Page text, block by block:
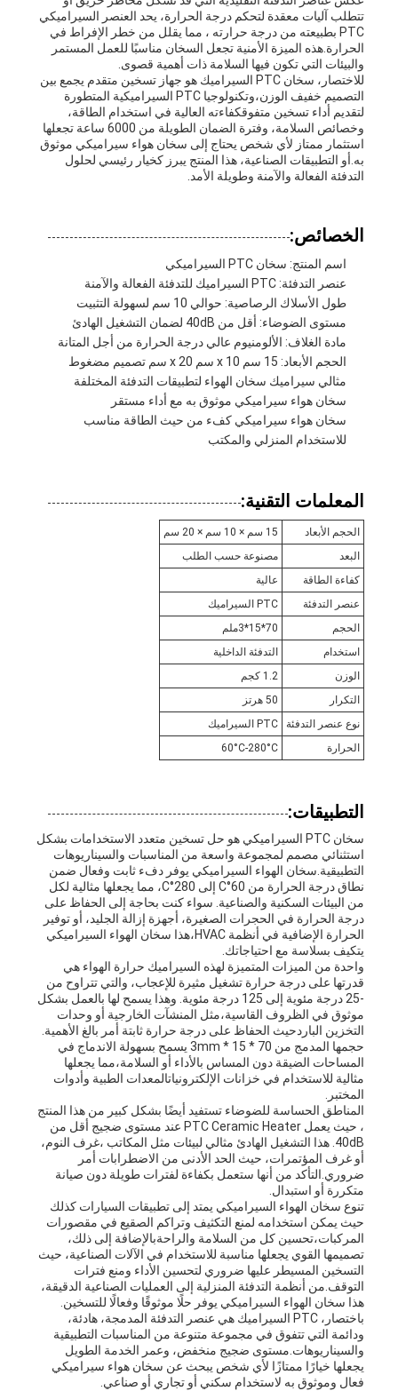
تتطلب آليات معقدة لتحكم درجة الحرارة، يحد العنصر السيراميكي
PTC بطبيعته من درجة حرارته ، مما يقلل من خطر الإفراط في
الحرارة.هذه الميزة الأمنية تجعل السخان مناسبًا للعمل المستمر
والبيئات التي تكون فيها السلامة ذات أهمية قصوى.
للاختصار، سخان PTC السيراميك هو جهاز تسخين متقدم يجمع بين
التصميم خفيف الوزن،وتكنولوجيا PTC السيراميكية المتطورة
لتقديم أداء تسخين متفوقكفاءته العالية في استخدام الطاقة،
وخصائص السلامة، وفترة الضمان الطويلة من 6000 ساعة تجعلها
استثمار ممتاز لأي شخص يحتاج إلى سخان هواء سيراميكي موثوق
به.أو التطبيقات الصناعية، هذا المنتج يبرز كخيار رئيسي لحلول
التدفئة الفعالة والآمنة وطويلة الأمد.
الخصائص:
اسم المنتج: سخان PTC السيراميكي
عنصر التدفئة: PTC السيراميك للتدفئة الفعالة والآمنة
طول الأسلاك الرصاصية: حوالي 10 سم لسهولة التثبيت
مستوى الضوضاء: أقل من 40dB لضمان التشغيل الهادئ
مادة الغلاف: الألومنيوم عالي درجة الحرارة من أجل المتانة
الحجم الأبعاد: 15 سم x 10 سم x 20 سم تصميم مضغوط
مثالي سيراميك سخان الهواء لتطبيقات التدفئة المختلفة
سخان هواء سيراميكي موثوق به مع أداء مستقر
سخان هواء سيراميكي كفء من حيث الطاقة مناسب
للاستخدام المنزلي والمكتب
المعلمات التقنية:
الحجم الأبعاد
15 سم × 10 سم × 20 سم
البعد
مصنوعة حسب الطلب
كفاءة الطاقة
عالية
عنصر التدفئة
PTC السيراميك
الحجم
70*15*3ملم
استخدام
التدفئة الداخلية
الوزن
1.2 كجم
التكرار
50 هرتز
نوع عنصر التدفئة
PTC السيراميك
الحرارة
60°C-280°C
التطبيقات:
سخان PTC السيراميكي هو حل تسخين متعدد الاستخدامات بشكل
استثنائي مصمم لمجموعة واسعة من المناسبات والسيناريوهات
التطبيقية.سخان الهواء السيراميكي يوفر دفء ثابت وفعال ضمن
نطاق درجة الحرارة من 60°C إلى 280°C، مما يجعلها مثالية لكل
من البيئات السكنية والصناعية. سواء كنت بحاجة إلى الحفاظ على
درجة الحرارة في الحجرات الصغيرة، أجهزة إزالة الجليد، أو توفير
الحرارة الإضافية في أنظمة HVAC،هذا سخان الهواء السيراميكي
يتكيف بسلاسة مع احتياجاتك.
واحدة من الميزات المتميزة لهذه السيراميك حرارة الهواء هي
قدرتها على درجة حرارة تشغيل مثيرة للإعجاب، والتي تتراوح من
-25 درجة مئوية إلى 125 درجة مئوية. وهذا يسمح لها بالعمل بشكل
موثوق في الظروف القاسية،مثل المنشآت الخارجية أو وحدات
التخزين الباردحيث الحفاظ على درجة حرارة ثابتة أمر بالغ الأهمية.
حجمها المدمج من 70 * 15 * 3mm يسمح بسهولة الاندماج في
المساحات الضيقة دون المساس بالأداء أو السلامة،مما يجعلها
مثالية للاستخدام في خزانات الإلكترونياتالمعدات الطبية وأدوات
المختبر.
المناطق الحساسة للضوضاء تستفيد أيضًا بشكل كبير من هذا المنتج
، حيث يعمل PTC Ceramic Heater عند مستوى ضجيج أقل من
40dB. هذا التشغيل الهادئ مثالي لبيئات مثل المكاتب ،غرف النوم،
أو غرف المؤتمرات، حيث الحد الأدنى من الاضطرابات أمر
ضروري.التأكد من أنها ستعمل بكفاءة لفترات طويلة دون صيانة
متكررة أو استبدال.
تنوع سخان الهواء السيراميكي يمتد إلى تطبيقات السيارات كذلك
حيث يمكن استخدامه لمنع التكثيف وتراكم الصقيع في مقصورات
المركبات،تحسين كل من السلامة والراحةبالإضافة إلى ذلك،
تصميمها القوي يجعلها مناسبة للاستخدام في الآلات الصناعية، حيث
التسخين المسيطر عليها ضروري لتحسين الأداء ومنع فترات
التوقف.من أنظمة التدفئة المنزلية إلى العمليات الصناعية الدقيقة،
هذا سخان الهواء السيراميكي يوفر حلًا موثوقًا وفعالًا للتسخين.
باختصار، PTC السيراميك هي عنصر التدفئة المدمجة، هادئة،
ودائمة التي تتفوق في مجموعة متنوعة من المناسبات التطبيقية
والسيناريوهات.مستوى ضجيج منخفض، وعمر الخدمة الطويل
يجعلها خيارًا ممتازًا لأي شخص يبحث عن سخان هواء سيراميكي
فعال وموثوق به لاستخدام سكني أو تجاري أو صناعي.